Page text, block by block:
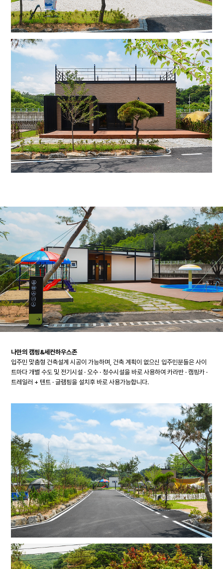
나만의 캠핑&세컨하우스존
입주민 맞춤형 건축설계 시공이 가능하며, 건축 계획이 없으신 입주민분들은 사이
트마다 개별 수도 및 전기시설 · 오수 · 청수시설을 바로 사용하여 카라반 · 캠핑카 ·
트레일러 + 텐트 · 글램핑을 설치후 바로 사용가능합니다.